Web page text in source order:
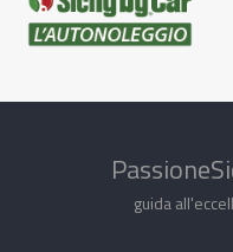
guida